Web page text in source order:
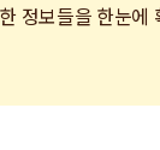
정보들을 한눈에